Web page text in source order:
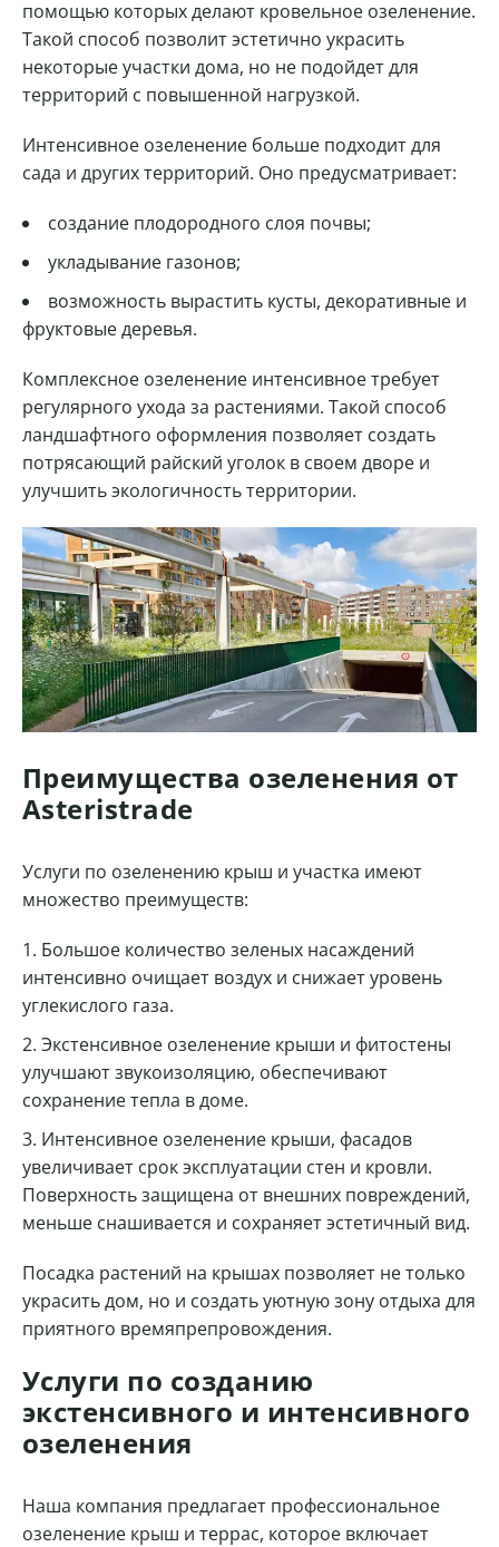
помощью которых делают кровельное озеленение.
Такой способ позволит эстетично украсить
некоторые участки дома, но не подойдет для
территорий с повышенной нагрузкой.
Интенсивное озеленение больше подходит для
сада и других территорий. Оно предусматривает:
создание плодородного слоя почвы;
укладывание газонов;
возможность вырастить кусты, декоративные и
фруктовые деревья.
Комплексное озеленение интенсивное требует
регулярного ухода за растениями. Такой способ
ландшафтного оформления позволяет создать
потрясающий райский уголок в своем дворе и
улучшить экологичность территории.
Преимущества озеленения от
Asteristrade
Услуги по озеленению крыш и участка имеют
множество преимуществ:
Большое количество зеленых насаждений
интенсивно очищает воздух и снижает уровень
углекислого газа.
Экстенсивное озеленение крыши и фитостены
улучшают звукоизоляцию, обеспечивают
сохранение тепла в доме.
Интенсивное озеленение крыши, фасадов
увеличивает срок эксплуатации стен и кровли.
Поверхность защищена от внешних повреждений,
меньше снашивается и сохраняет эстетичный вид.
Посадка растений на крышах позволяет не только
украсить дом, но и создать уютную зону отдыха для
приятного времяпрепровождения.
Услуги по созданию
экстенсивного и интенсивного
озеленения
Наша компания предлагает профессиональное
озеленение крыш и террас, которое включает